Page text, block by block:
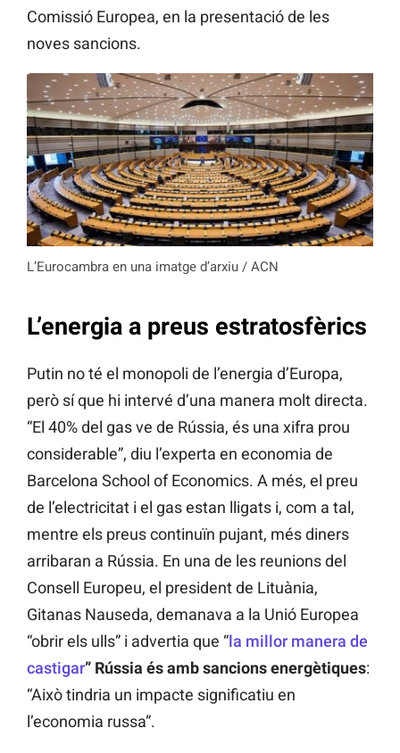
Comissió Europea, en la presentació de les
noves sancions.
L’Eurocambra en una imatge d’arxiu / ACN
L’energia a preus estratosfèrics
Putin no té el monopoli de l’energia d’Europa,
però sí que hi intervé d’una manera molt directa.
“El 40% del gas ve de Rússia, és una xifra prou
considerable”, diu l’experta en economia de
Barcelona School of Economics. A més, el preu
de l’electricitat i el gas estan lligats i, com a tal,
mentre els preus continuïn pujant, més diners
arribaran a Rússia. En una de les reunions del
Consell Europeu, el president de Lituània,
Gitanas Nauseda, demanava a la Unió Europea
“obrir els ulls” i advertia que “la millor manera de
castigar” Rússia és amb sancions energètiques:
“Això tindria un impacte significatiu en
l’economia russa”.